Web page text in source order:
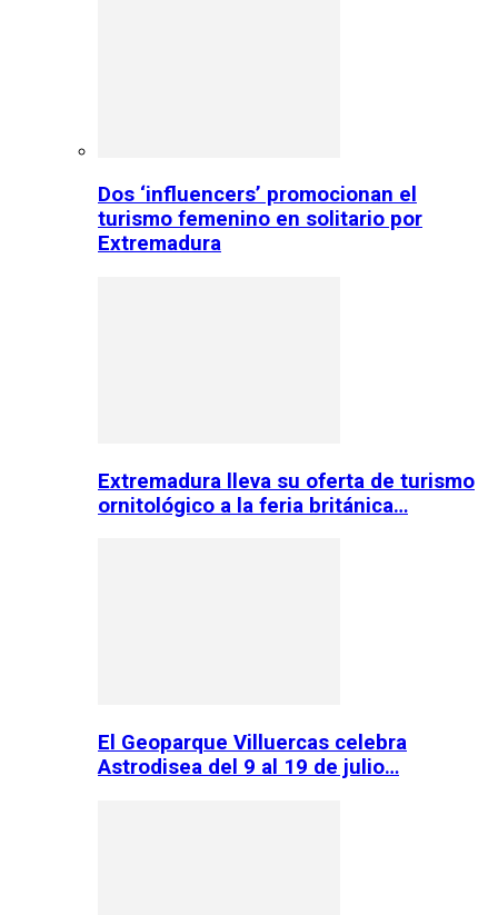
Dos ‘influencers’ promocionan el
turismo femenino en solitario por
Extremadura
Extremadura lleva su oferta de turismo
ornitológico a la feria británica…
El Geoparque Villuercas celebra
Astrodisea del 9 al 19 de julio…